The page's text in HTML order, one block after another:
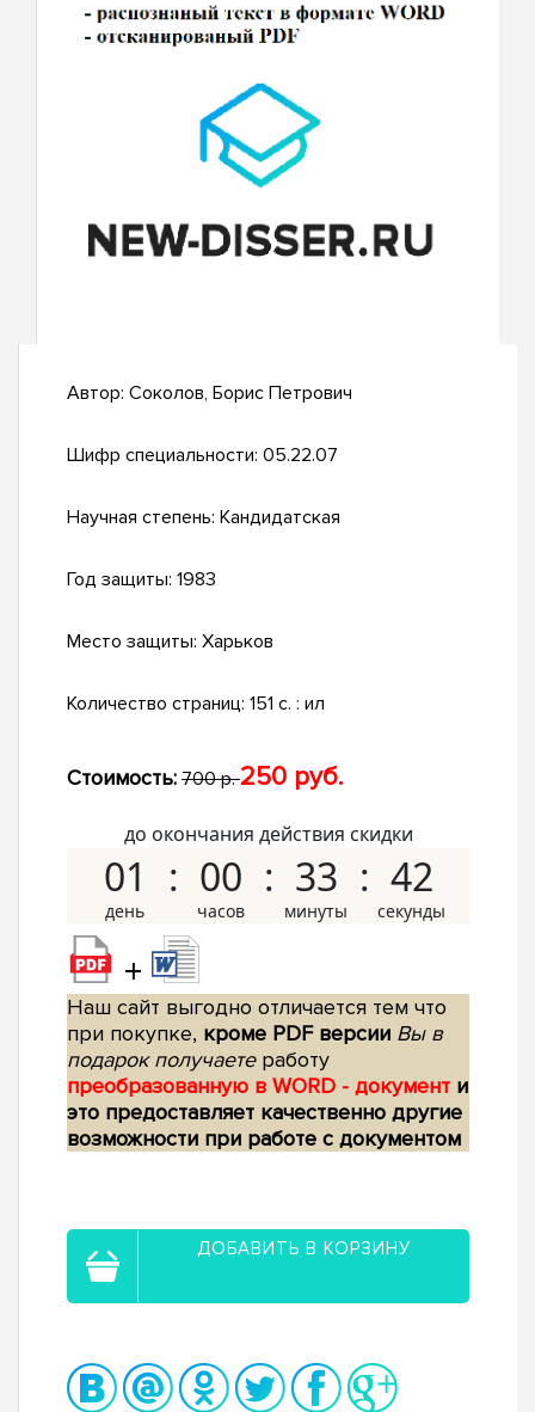
Автор: Соколов, Борис Петрович
Шифр специальности: 05.22.07
Научная степень: Кандидатская
Год защиты: 1983
Место защиты: Харьков
Количество страниц: 151 c. : ил
Стоимость: 700 р.250 руб.
до окончания действия скидки
01 00 33 41
+
Наш сайт выгодно отличается тем что
при покупке, кроме PDF версии Вы в
подарок получаетеработу
преобразованную в WORD - документ и
это предоставляет качественно другие
возможности при работе с документом
ДОБАВИТЬ В КОРЗИНУ